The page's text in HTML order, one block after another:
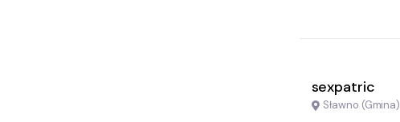
sexpatric
Sławno (Gmina)